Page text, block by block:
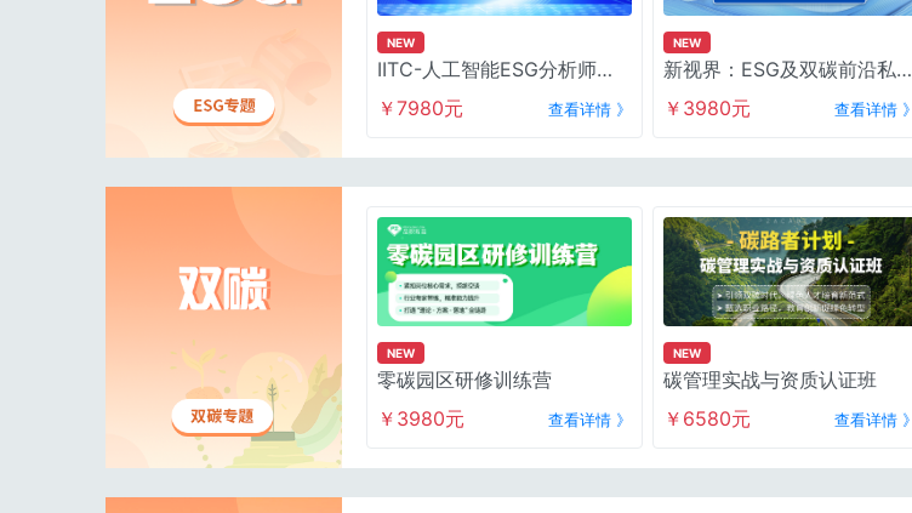
NEW
IITC-人工智能ESG分析师
【含报考费】
￥7980元 查看详情 》
NEW
新视界：ESG及双碳前沿私享
直播系列课
￥3980元 查看详情 》
NEW
零碳园区研修训练营
￥3980元
查看详情 》
NEW
碳管理实战与资质认证班
￥6580元
查看详情 》